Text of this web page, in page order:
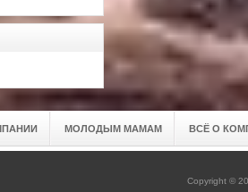
МОЛОДЫМ МАМАМ ВСЁ О
Copyright ©